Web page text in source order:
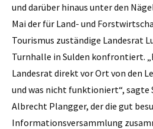
und darüber hinaus unter den
Mai der für Land- und
Tourismus zuständige Landesrat
Turnhalle in Sulden konfrontiert.
Landesrat direkt vor Ort von den
und was nicht funktioniert“, sagte
Albrecht Plangger, der die gut
Informationsversammlung